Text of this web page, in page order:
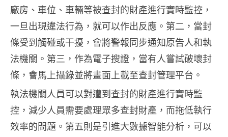
廠房、車位、車輛等被查封的財產進行實時監控，
一旦出現違法行為，就可以作出反應。第二，當封
條受到觸碰或干擾，會將警報同步通知原告人和執
法機關。第三，作為電子搜證，當有人嘗試破壞封
條，會馬上攝錄並將畫面上載至查封管理平台。
執法機關人員可以對遭到查封的財產進行實時監
控，減少人員需要處理眾多查封財產，而拖低執行
效率的問題。第五則是引進大數據智能分析，可以